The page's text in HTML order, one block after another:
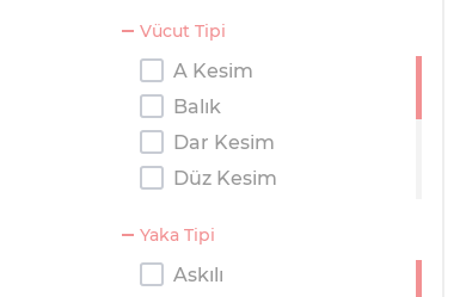
Vücut Tipi
A Kesim
Balık
Dar Kesim
Düz Kesim
Kısa
Prenses
Yaka Tipi
Askılı